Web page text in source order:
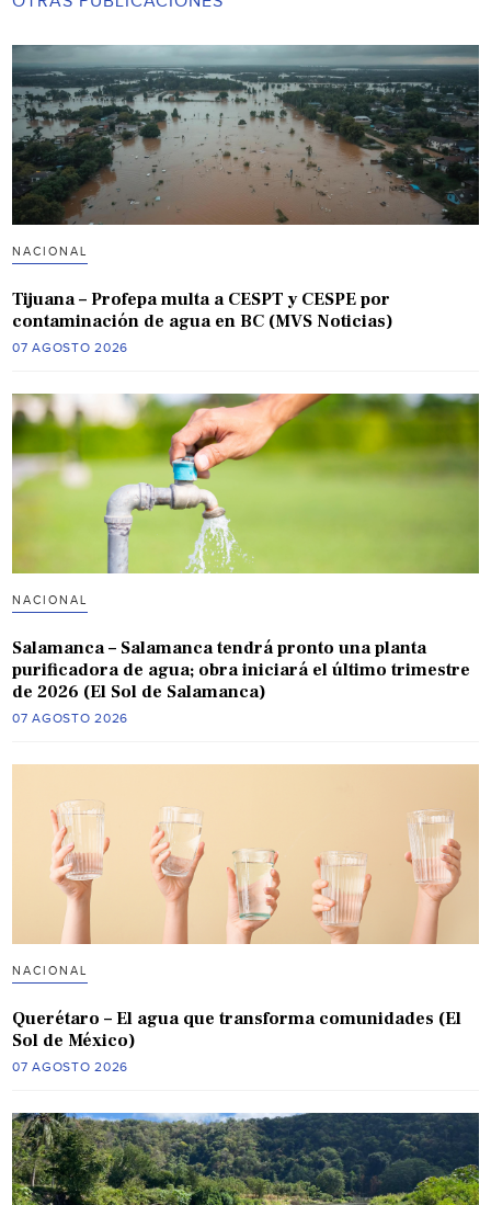
NACIONAL
Tijuana – Profepa multa a CESPT y CESPE por
contaminación de agua en BC (MVS Noticias)
07 AGOSTO 2026
NACIONAL
Salamanca – Salamanca tendrá pronto una planta
purificadora de agua; obra iniciará el último trimestre
de 2026 (El Sol de Salamanca)
07 AGOSTO 2026
NACIONAL
Querétaro – El agua que transforma comunidades (El
Sol de México)
07 AGOSTO 2026